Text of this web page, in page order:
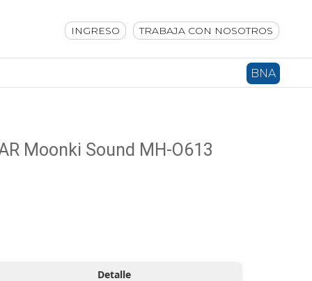
INGRESO TRABAJA CON NOSOTROS
BNA
Moonki Sound MH-O613
Detalle